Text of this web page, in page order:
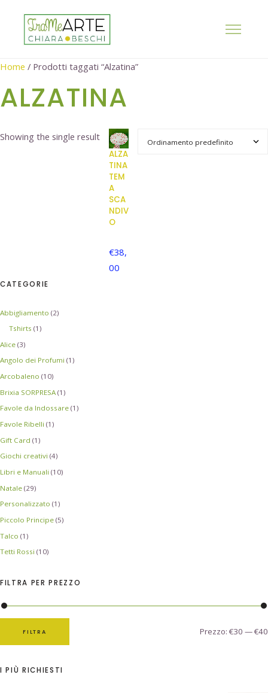
Home / Prodotti taggati “Alzatina”
ALZATINA
Showing the single result
ALZA
TINA
TEM
A
SCA
NDIV
O
€38,
00
CATEGORIE
Abbigliamento (2)
Tshirts (1)
Alice (3)
Angolo dei Profumi (1)
Arcobaleno (10)
Brixia SORPRESA (1)
Favole da Indossare (1)
Favole Ribelli (1)
Gift Card (1)
Giochi creativi (4)
Libri e Manuali (10)
Natale (29)
Personalizzato (1)
Piccolo Principe (5)
Talco (1)
Tetti Rossi (10)
FILTRA PER PREZZO
FILTRA Prezzo: €30 —€40
I PIÙ RICHIESTI